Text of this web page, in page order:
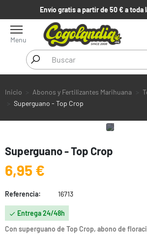
Envío gratis a partir de 50 € a toda
Menu
Inicio Abonos y Fertilizantes Marihuana
Superguano - Top Crop
Superguano - Top Crop
6,95 €
Referencia: 16713
 Entrega 24/48h
Con superguano de Top Crop, abono de